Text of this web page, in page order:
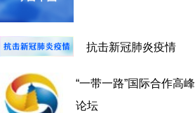
抗击新冠肺炎疫情
“一带一路”国际合作高峰
论坛